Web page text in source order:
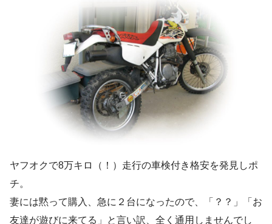
ヤフオクで8万キロ（！）走行の車検付き格安を発見しポ
チ。
妻には黙って購入、急に２台になったので、「？？」「お
友達が遊びに来てる」と言い訳、全く通用しませんでし